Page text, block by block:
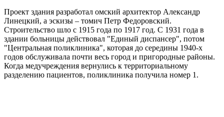
Проект здания разработал омский архитектор Александр
Линецкий, а эскизы – томич Петр Федоровский.
Строительство шло с 1915 года по 1917 год. С 1931 года в
здании больницы действовал "Единый диспансер", потом
"Центральная поликлиника", которая до середины 1940-х
годов обслуживала почти весь город и пригородные районы.
Когда медучреждения вернулись к территориальному
разделению пациентов, поликлиника получила номер 1.